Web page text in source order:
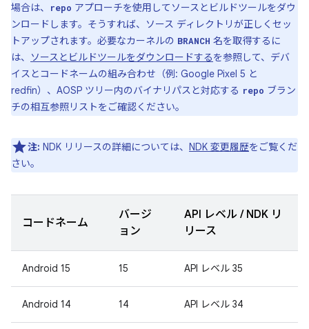
場合は、
repo アプローチを使用してソースとビルドツールをダウ
ンロードします。そうすれば、ソース ディレクトリが正しくセッ
トアップされます。必要なカーネルの BRANCH 名を取得するに
は、
ソースとビルドツールをダウンロードするを参照して、デバ
イスとコードネームの組み合わせ（例: Google Pixel 5 と
redfin）、AOSP ツリー内のバイナリパスと対応する repo ブラン
チの相互参照リストをご確認ください。
注: NDK リリースの詳細については、 NDK 変更履歴をご覧くだ
さい。
コードネーム
バージ
ョン
API レベル / NDK リ
リース
Android 15 15 API レベル 35
Android 14 14 API レベル 34